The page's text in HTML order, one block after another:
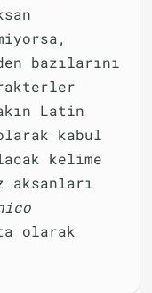
bazılarını
Latin
kabul
kelime
aksanları
olarak